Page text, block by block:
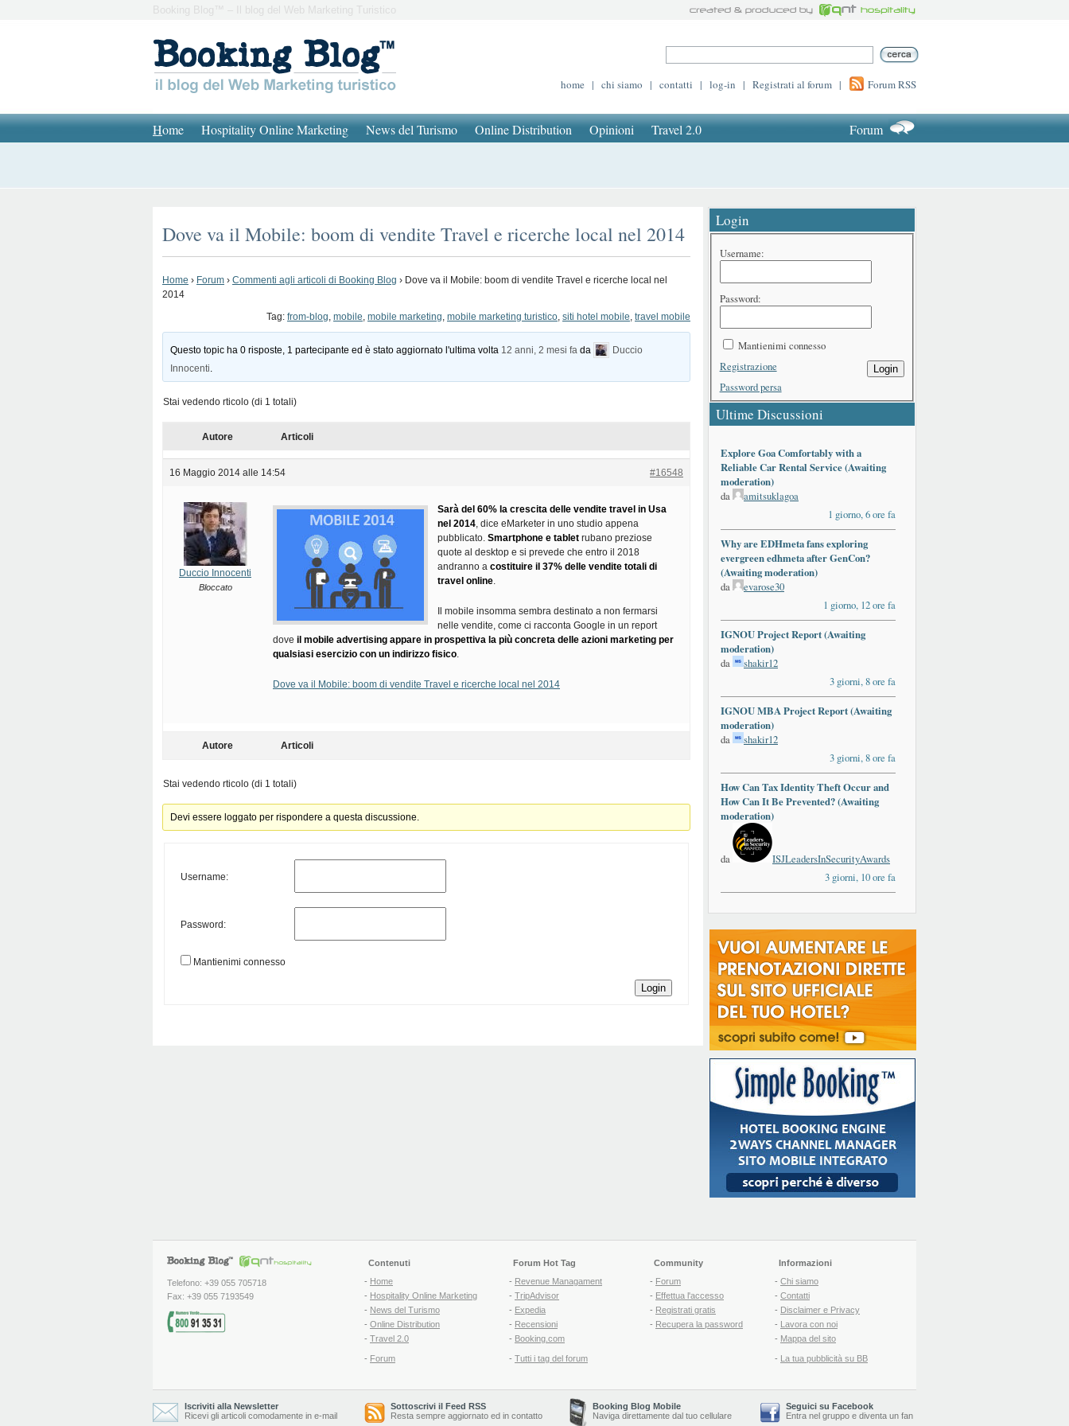
Booking Blog™ – Il blog del Web Marketing Turistico
home | chi siamo | contatti | log-in | Registrati al forum | Forum RSS
Home Hospitality Online Marketing News del Turismo Online Distribution Opinioni Travel 2.0 Forum
Dove va il Mobile: boom di vendite Travel e ricerche local nel 2014
Home › Forum › Commenti agli articoli di Booking Blog › Dove va il Mobile: boom di vendite Travel e ricerche local nel
2014
Tag: from-blog, mobile, mobile marketing, mobile marketing turistico, siti hotel mobile, travel mobile
Questo topic ha 0 risposte, 1 partecipante ed è stato aggiornato l'ultima volta 12 anni, 2 mesi fa da
Duccio
Innocenti.
Stai vedendo rticolo (di 1 totali)
Autore Articoli
16 Maggio 2014 alle 14:54 #16548
Duccio Innocenti
Bloccato
Sarà del 60% la crescita delle vendite travel in Usa
nel 2014, dice eMarketer in uno studio appena
pubblicato. Smartphone e tablet rubano preziose
quote al desktop e si prevede che entro il 2018
andranno a costituire il 37% delle vendite totali di
travel online.
Il mobile insomma sembra destinato a non fermarsi
nelle vendite, come ci racconta Google in un report
dove il mobile advertising appare in prospettiva la più concreta delle azioni marketing per
qualsiasi esercizio con un indirizzo fisico.
Dove va il Mobile: boom di vendite Travel e ricerche local nel 2014
Autore Articoli
Stai vedendo rticolo (di 1 totali)
Devi essere loggato per rispondere a questa discussione.
Username:
Password:
Mantienimi connesso
Login
Login
Username:
Password:
Mantienimi connesso
Login
Registrazione
Password persa
Ultime Discussioni
Explore Goa Comfortably with a
Reliable Car Rental Service (Awaiting
moderation)
da
amitsuklagoa
1 giorno, 6 ore fa
Why are EDHmeta fans exploring
evergreen edhmeta after GenCon?
(Awaiting moderation)
da
evarose30
1 giorno, 12 ore fa
IGNOU Project Report (Awaiting
moderation)
da
shakir12
3 giorni, 8 ore fa
IGNOU MBA Project Report (Awaiting
moderation)
da
shakir12
3 giorni, 8 ore fa
How Can Tax Identity Theft Occur and
How Can It Be Prevented? (Awaiting
moderation)
da
ISJLeadersInSecurityAwards
3 giorni, 10 ore fa
Telefono: +39 055 705718
Fax: +39 055 7193549
Contenuti
- Home
- Hospitality Online Marketing
- News del Turismo
- Online Distribution
- Travel 2.0
- Forum
Forum Hot Tag
- Revenue Managament
- TripAdvisor
- Expedia
- Recensioni
- Booking.com
- Tutti i tag del forum
Community
- Forum
- Effettua l'accesso
- Registrati gratis
- Recupera la password
Informazioni
- Chi siamo
- Contatti
- Disclaimer e Privacy
- Lavora con noi
- Mappa del sito
- La tua pubblicità su BB
Iscriviti alla Newsletter
Ricevi gli articoli comodamente in e-mail
Sottoscrivi il Feed RSS
Resta sempre aggiornato ed in contatto
Booking Blog Mobile
Naviga direttamente dal tuo cellulare
Seguici su Facebook
Entra nel gruppo e diventa un fan